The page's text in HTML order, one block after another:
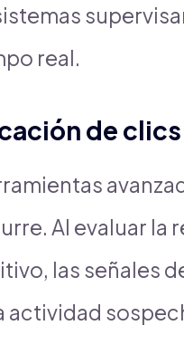
real.
de
Al evaluar la
las señales
actividad